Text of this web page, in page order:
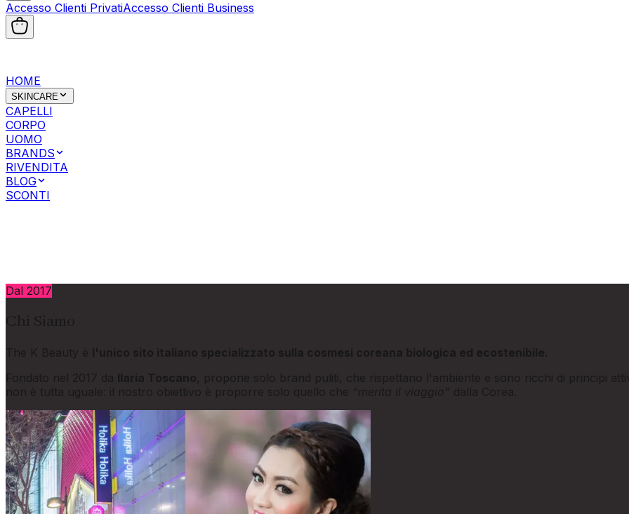
Accesso Clienti PrivatiAccesso Clienti Business
HOME
SKINCARE
CAPELLI
CORPO
UOMO
BRANDS
RIVENDITA
BLOG
SCONTI
Dal 2017
Chi Siamo
The K Beauty è
l'unico sito italiano specializzato sulla cosmesi coreana biologica ed ecostenibile.
Fondato nel 2017 da
Ilaria Toscano
, propone solo brand puliti, che rispettano l'ambiente e sono ricchi di principi
non è tutta uguale: il nostro obiettivo è proporre solo quello che
“merita il viaggio” dalla Corea.